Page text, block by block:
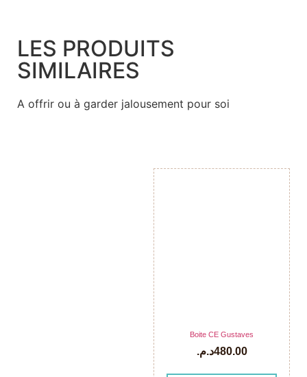
LES PRODUITS
SIMILAIRES
A offrir ou à garder jalousement pour soi
Boite CE Gustaves
480.00د.م.